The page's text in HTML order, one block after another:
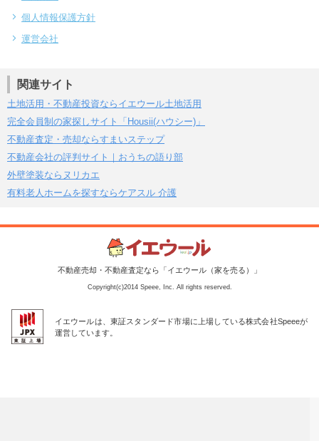
個人情報保護方針
運営会社
関連サイト
土地活用・不動産投資ならイエウール土地活用
完全会員制の家探しサイト「Housii(ハウシー)」
不動産査定・売却ならすまいステップ
不動産会社の評判サイト｜おうちの語り部
外壁塗装ならヌリカエ
有料老人ホームを探すならケアスル 介護
不動産売却・不動産査定なら「イエウール（家を売る）」
Copyright(c)2014 Speee, Inc. All rights reserved.
イエウールは、東証スタンダード市場に上場している株式会社Speeeが
運営しています。